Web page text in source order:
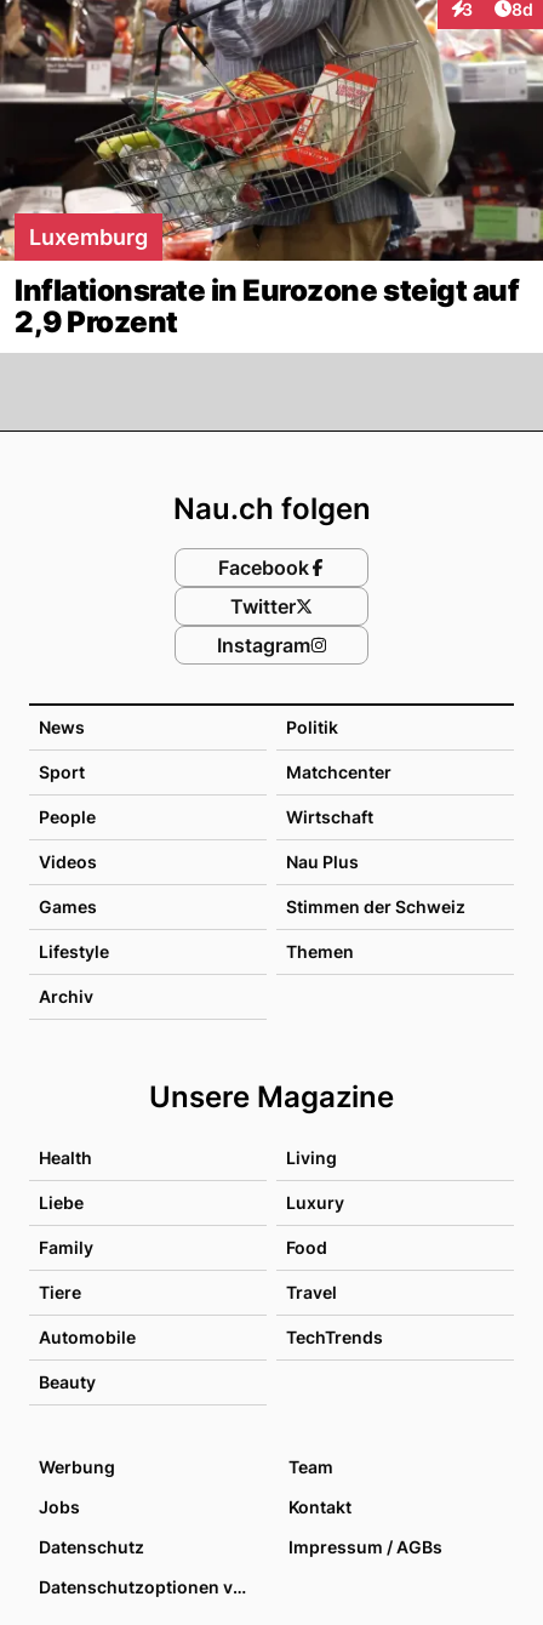
3 8d
Luxemburg
Inflationsrate in Eurozone steigt auf
2,9 Prozent
News Politik
Sport Matchcenter
People Wirtschaft
Videos Nau Plus
Games Stimmen der Schweiz
Lifestyle Themen
Archiv
Unsere Magazine
Health Living
Liebe Luxury
Family Food
Tiere Travel
Automobile TechTrends
Beauty
Nau.ch folgen
Facebook
Twitter
Instagram
Werbung
Team
Jobs
Kontakt
Datenschutz
Impressum / AGBs
Datenschutzoptionen verwalten